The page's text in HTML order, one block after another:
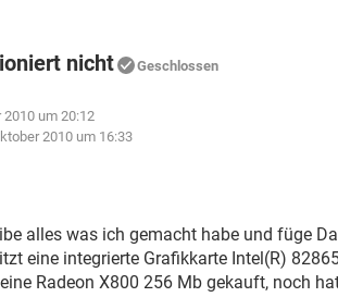
nicht Geschlossen
2010 um 20:12
2010 um 16:33
alles was ich gemacht habe und füge
eine integrierte Grafikkarte Intel(R)
Radeon X800 256 Mb gekauft, noch